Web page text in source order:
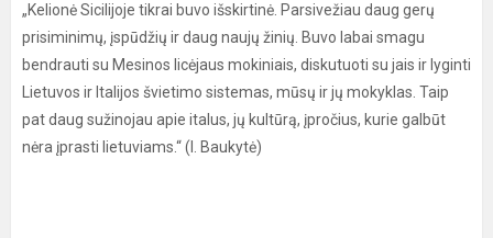
„Kelionė Sicilijoje tikrai buvo išskirtinė. Parsivežiau daug gerų
prisiminimų, įspūdžių ir daug naujų žinių. Buvo labai smagu
bendrauti su Mesinos licėjaus mokiniais, diskutuoti su jais ir lyginti
Lietuvos ir Italijos švietimo sistemas, mūsų ir jų mokyklas. Taip
pat daug sužinojau apie italus, jų kultūrą, įpročius, kurie galbūt
nėra įprasti lietuviams.“ (I. Baukytė)